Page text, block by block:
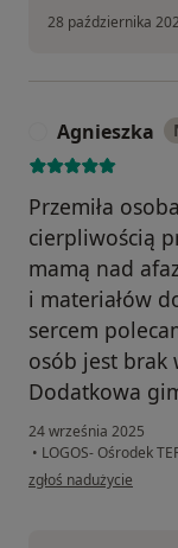
28 października
Agnieszka
Przemiła
cierpliwością
mamą nad
i materiałów
sercem
osób jest brak
Dodatkowa
24 września 2025
• LOGOS- Ośrodek
w opinii użytkownika
zgłoś nadużycie